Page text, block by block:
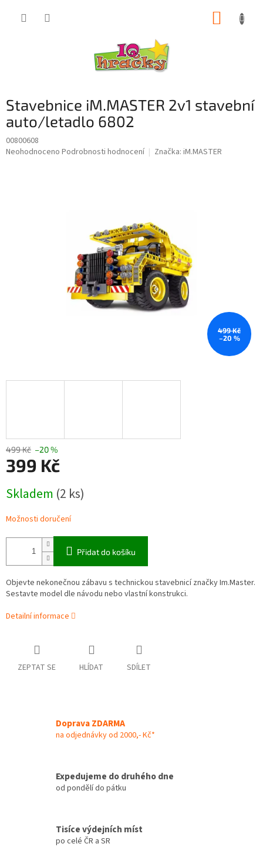
Stavebnice iM.MASTER 2v1 stavební
auto/letadlo 6802
00800608
Průměrné
Neohodnoceno Podrobnosti hodnocení Značka: iM.MASTER
499 Kč
–20 %
499 Kč –20 %
399 Kč
cena:
Skladem (2 ks)
Možnosti doručení
Přidat do košíku
Objevte nekonečnou zábavu s technickou stavebnicí značky Im.Master.
Sestavte model dle návodu nebo vlastní konstrukci.
Detailní informace
ZEPTAT SE HLÍDAT SDÍLET
Doprava ZDARMA
na odjednávky od 2000,- Kč*
Expedujeme do druhého dne
od pondělí do pátku
Tisíce výdejních míst
po celé ČR a SR